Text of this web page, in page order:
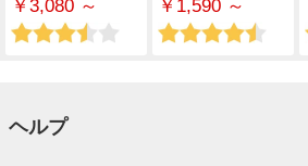
￥3,080 ～ ￥1,590 ～
ヘルプ